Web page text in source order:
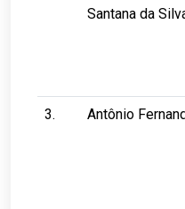
Santana da
3. Antônio